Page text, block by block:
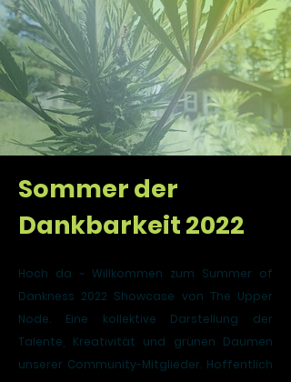
Sommer der
Dankbarkeit 2022
Hoch da ~ Willkommen zum Summer of
Dankness 2022 Showcase von The Upper
Node. Eine kollektive Darstellung der
Talente, Kreativität und grünen Daumen
unserer Community-Mitglieder. Hoffentlich